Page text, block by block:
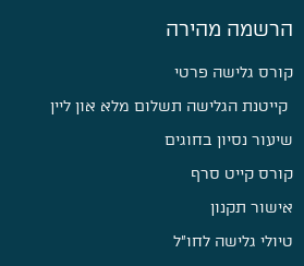
הרשמה מהירה
קורס גלישה פרטי
קייטנת הגלישה תשלום מלא און ליין
שיעור נסיון בחוגים
קורס קייט סרף
אישור תקנון
טיולי גלישה לחו״ל